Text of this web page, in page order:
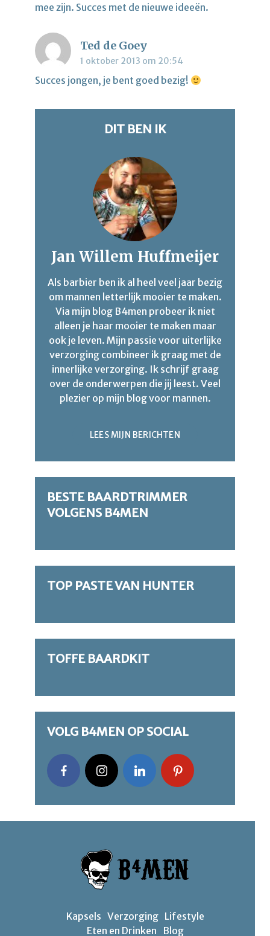
mee zijn. Succes met de nieuwe ideeën.
Ted de Goey
1 oktober 2013 om 20:54
Succes jongen, je bent goed bezig!
DIT BEN IK
Jan Willem Huffmeijer
Als barbier ben ik al heel veel jaar bezig
om mannen letterlijk mooier te maken.
Via mijn blog B4men probeer ik niet
alleen je haar mooier te maken maar
ook je leven. Mijn passie voor uiterlijke
verzorging combineer ik graag met de
innerlijke verzorging. Ik schrijf graag
over de onderwerpen die jij leest. Veel
plezier op mijn blog voor mannen.
LEES MIJN BERICHTEN
BESTE BAARDTRIMMER
VOLGENS B4MEN
TOP PASTE VAN HUNTER
TOFFE BAARDKIT
VOLG B4MEN OP SOCIAL
Kapsels Verzorging Lifestyle
Eten en Drinken
Blog